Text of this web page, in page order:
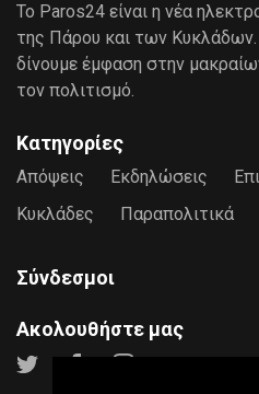
Το Paros24 είναι η νέα
της Πάρου και των
δίνουμε έμφαση στην
τον πολιτισμό.
Κατηγορίες
Απόψεις Εκδηλώσεις
Κυκλάδες
Παραπολιτικά
Σύνδεσμοι
Ακολουθήστε μας